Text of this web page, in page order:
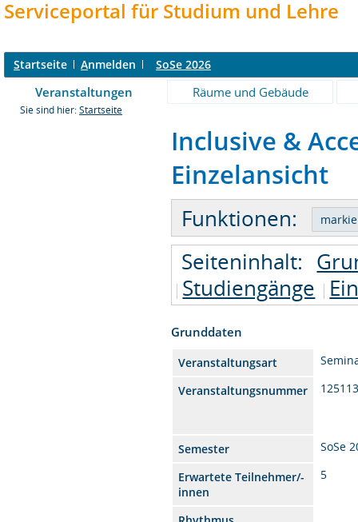
Serviceportal für Studium und Lehre
Startseite Anmelden SoSe 2026
Veranstaltungen Räume und Gebäude
Sie sind hier: Startseite
Inclusive &
Einzelansicht
Funktionen:
Seiteninhalt:
Studiengänge
Grunddaten
Veranstaltungsart
Veranstaltungsnummer
Semester
SoSe
Erwartete Teilnehmer/-
innen
5